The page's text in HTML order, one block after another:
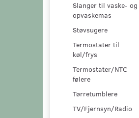
Slanger til vaske- og
opvaskemas
Støvsugere
Termostater til
køl/frys
Termostater/NTC
følere
Tørretumblere
TV/Fjernsyn/Radio